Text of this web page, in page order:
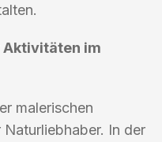
Aktivitäten im
malerischen
In der